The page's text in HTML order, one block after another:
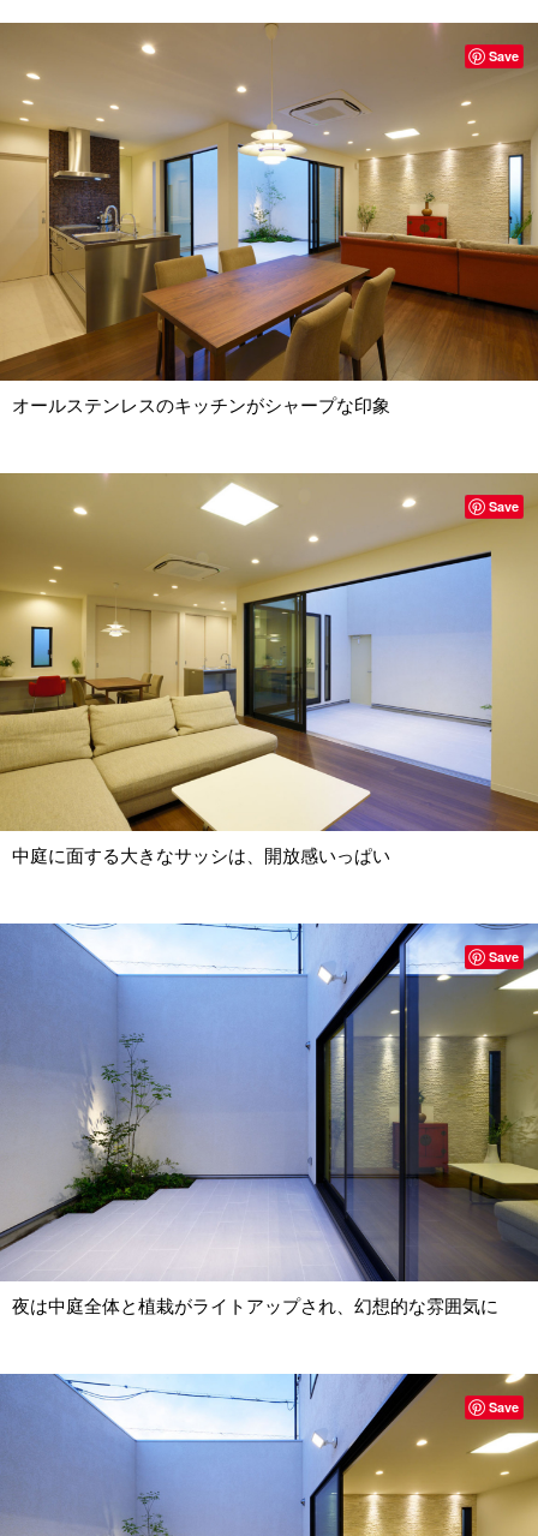
オールステンレスのキッチンがシャープな印象
Save
中庭に面する大きなサッシは、開放感いっぱい
Save
夜は中庭全体と植栽がライトアップされ、幻想的な雰囲気に
Save
Save